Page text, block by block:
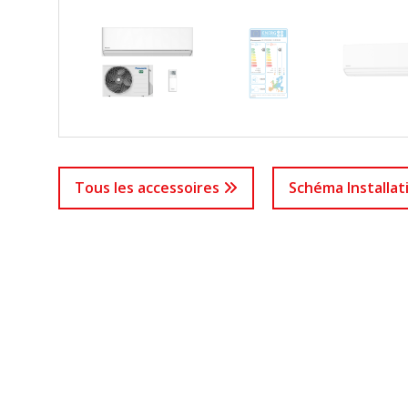
Tous les accessoires Schéma